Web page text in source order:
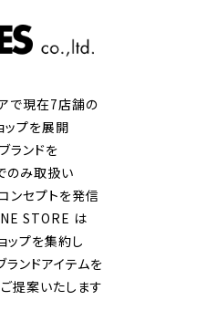
で現在7店舗の
ップを展開
ランドを
のみ取扱い
ンセプトを発信
STORE は
ップを集約し
ンドアイテムを
提案いたします